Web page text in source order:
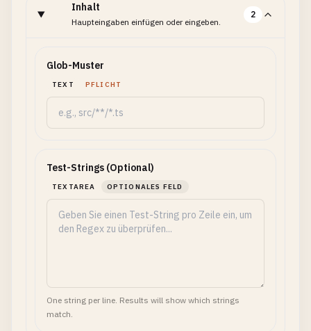
Inhalt
Haupteingaben einfügen oder eingeben.
2
Glob-Muster
TEXT PFLICHT
Test-Strings (Optional)
TEXTAREA OPTIONALES FELD
One string per line. Results will show which strings
match.